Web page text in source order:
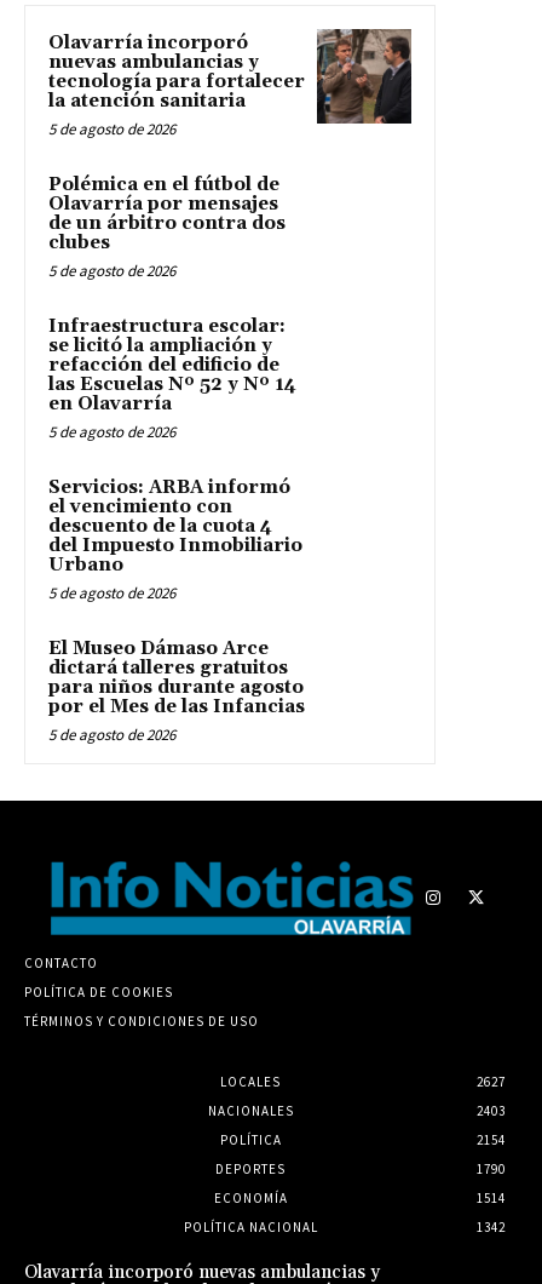
Olavarría incorporó
nuevas ambulancias y
tecnología para fortalecer
la atención sanitaria
5 de agosto de 2026
Polémica en el fútbol de
Olavarría por mensajes
de un árbitro contra dos
clubes
5 de agosto de 2026
Infraestructura escolar:
se licitó la ampliación y
refacción del edificio de
las Escuelas Nº 52 y Nº 14
en Olavarría
5 de agosto de 2026
Servicios: ARBA informó
el vencimiento con
descuento de la cuota 4
del Impuesto Inmobiliario
Urbano
5 de agosto de 2026
El Museo Dámaso Arce
dictará talleres gratuitos
para niños durante agosto
por el Mes de las Infancias
5 de agosto de 2026
CONTACTO
POLÍTICA DE COOKIES
TÉRMINOS Y CONDICIONES DE USO
LOCALES
2627
NACIONALES
2403
POLÍTICA
2154
DEPORTES
1790
ECONOMÍA
1514
POLÍTICA NACIONAL
1342
Olavarría incorporó nuevas ambulancias y